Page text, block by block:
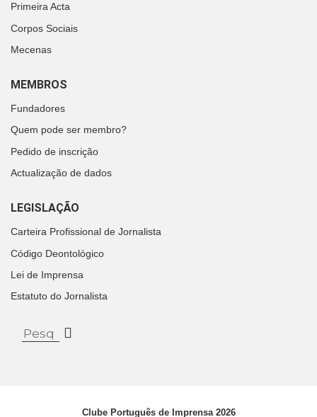
Primeira Acta
Corpos Sociais
Mecenas
MEMBROS
Fundadores
Quem pode ser membro?
Pedido de inscrição
Actualização de dados
LEGISLAÇÃO
Carteira Profissional de Jornalista
Código Deontológico
Lei de Imprensa
Estatuto do Jornalista
Clube Português de Imprensa 2026